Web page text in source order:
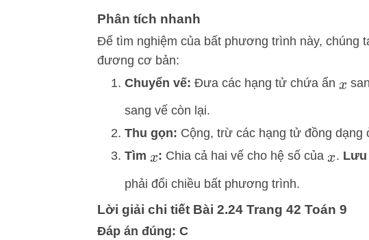
Phân tích nhanh
Để tìm nghiệm của bất phương trình này, chúng
đương cơ bản:
Chuyển vế: Đưa các hạng tử chứa ẩn x
sang vế còn lại.
Thu gọn: Cộng, trừ các hạng tử đồng dạng
Tìm x: Chia cả hai vế cho hệ số của x. Lưu
phải đổi chiều bất phương trình.
Lời giải chi tiết Bài 2.24 Trang 42 Toán 9
Đáp án đúng: C